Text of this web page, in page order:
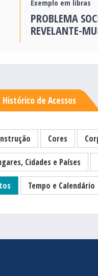
Exemplo em libras
PROBLEMA
REVELANTE-
Histórico de Acessos
Cores
Cidades e Países
Tempo e Calendário